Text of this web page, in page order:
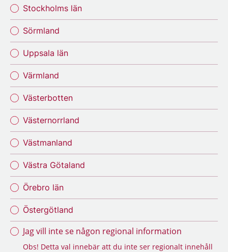
Stockholms län
Sörmland
Uppsala län
Värmland
Västerbotten
Västernorrland
Västmanland
Västra Götaland
Örebro län
Östergötland
Jag vill inte se någon regional information
Obs! Detta val innebär att du inte ser regionalt innehåll